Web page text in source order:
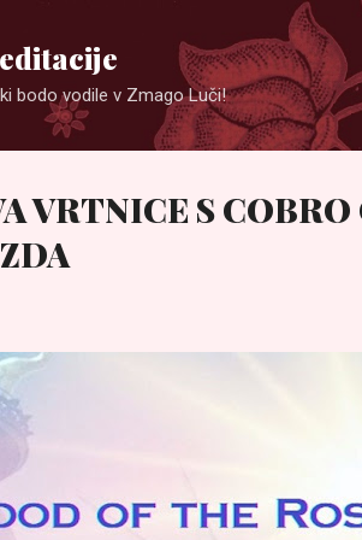
bodo vodile v Zmago Luči!
VRTNICE S COBRO